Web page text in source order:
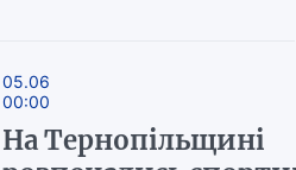
05.06
00:00
На Тернопільщині